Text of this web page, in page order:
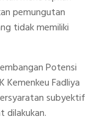
pemungutan
tidak memiliki
Potensi
Kemenkeu Fadliya
subyektif
dilakukan.